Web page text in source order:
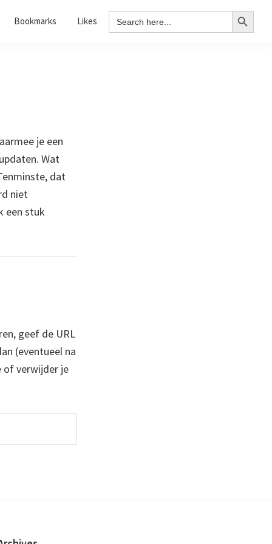
Bookmarks Likes Search
for:
Search Button
je een
Wat
dat
niet
een stuk
geef de URL
(eventueel na
of verwijder je